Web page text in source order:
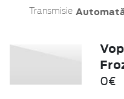
Transmisie
0€